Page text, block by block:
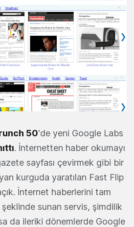
50'de yeni Google Labs
. İnternetten haber okumayı
sayfası çevirmek gibi bir
kurguda yaratılan Fast Flip
İnternet haberlerini tam
sunan servis, şimdilik
da ileriki dönemlerde Google